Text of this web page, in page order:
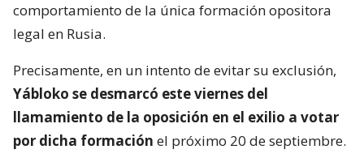
comportamiento de la única formación opositora
legal en Rusia.
Precisamente, en un intento de evitar su exclusión,
Yábloko se desmarcó este viernes del
llamamiento de la oposición en el exilio a votar
por dicha formación el próximo 20 de septiembre.